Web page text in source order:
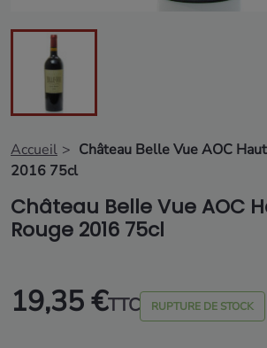
Accueil
Château Belle Vue AOC
2016 75cl
Château Belle Vue AOC
Rouge 2016 75cl
19,35 €TTC RUPTURE DE STOCK